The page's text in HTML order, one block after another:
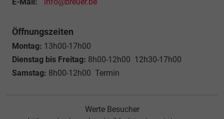
Öffnungszeiten
Montag: 13h00-17h00
Dienstag bis Freitag: 8h00-12h00 12h30-17h00
Samstag: 8h00-12h00 Termin
Werte Besucher